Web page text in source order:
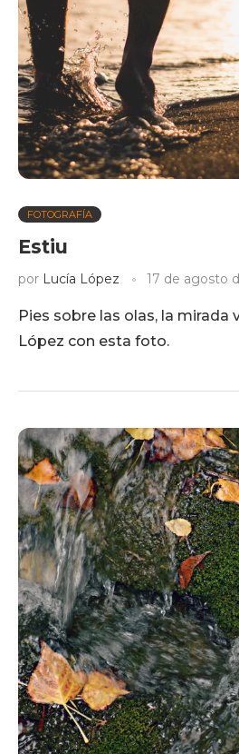
FOTOGRAFÍA
Estiu
por Lucía López 17 de agosto
Pies sobre las olas, la mirada
López con esta foto.